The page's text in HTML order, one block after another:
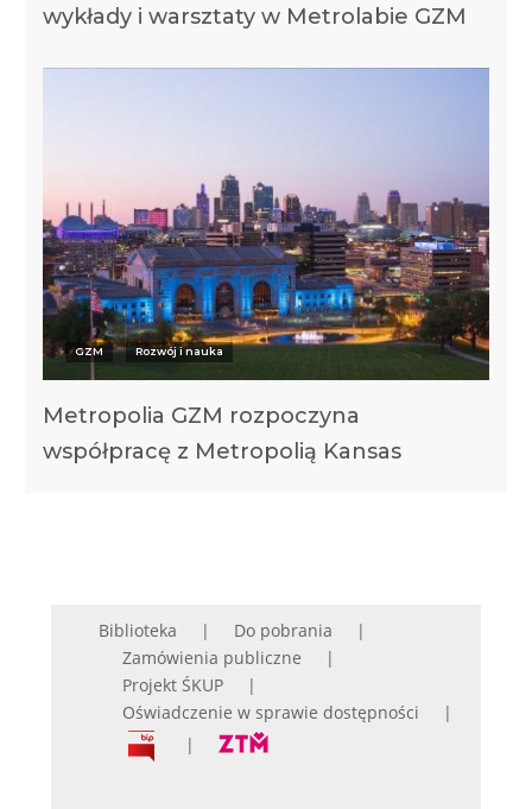
wykłady i warsztaty w Metrolabie GZM
GZM Rozwój i nauka
Metropolia GZM rozpoczyna
współpracę z Metropolią Kansas
Biblioteka
Do pobrania
Zamówienia publiczne
Projekt ŚKUP
Oświadczenie w sprawie dostępności